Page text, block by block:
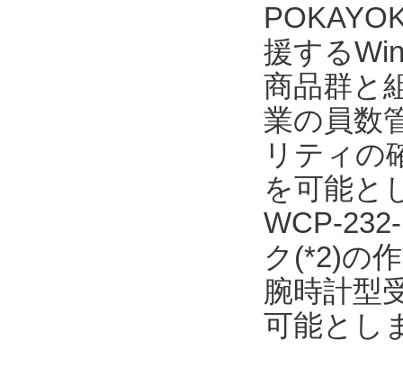
援する
商品群と
業の員数
リティの
を可能と
WCP-
ク(*2)の
腕時計型
可能とし